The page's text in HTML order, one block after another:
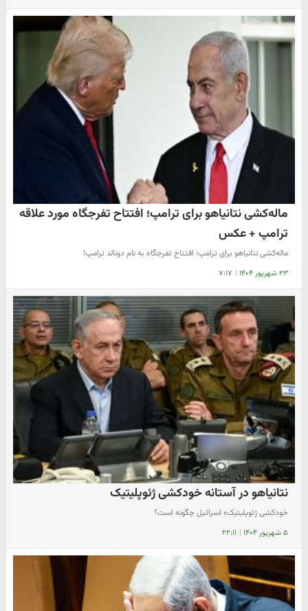
ماله‌کشی نتانیاهو برای ترامپ؛ افتتاح تفرجگاه مورد علاقه
ترامپ + عکس
ماله‌کشی نتانیاهو برای ترامپ؛ افتتاح تفرجگاه به نام دونالد ترامپ!
۲۳ شهریور ۱۴۰۴ | ۷:۱۷
نتانیاهو در آستانه خودکشی ژئوپلیتیک
خودکشی ژئوپلیتیک» اسرائیل چگونه است؟
۵ شهریور ۱۴۰۴ | ۲۲:۱۱